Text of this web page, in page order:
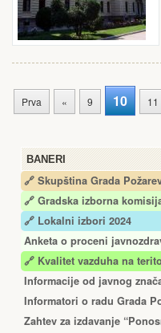
BANERI
🔗 Skupština Grada
🔗 Gradska izborna
🔗 Lokalni izbori 2024
Anketa o proceni
🔗 Kvalitet vazduha na
Informacije od javnog
Informatori o radu Grada
Zahtev za izdavanje
Prva « 9 10 11